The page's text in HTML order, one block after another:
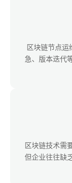
区块链节点运
急、版本迭代
区块链技术需
但企业往往缺